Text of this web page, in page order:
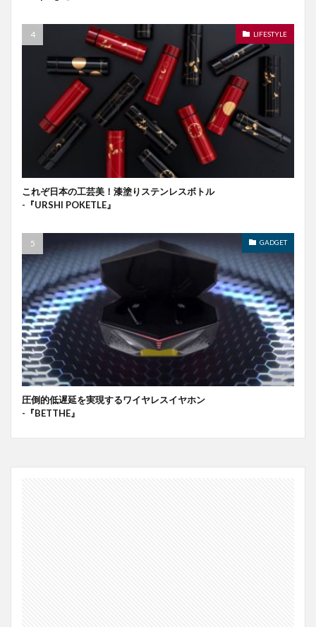
LIFESTYLE
これぞ日本の工芸美！漆塗りステンレスボトル
-『URSHI POKETLE』
GADGET
圧倒的低遅延を実現するワイヤレスイヤホン
-『BETTHE』